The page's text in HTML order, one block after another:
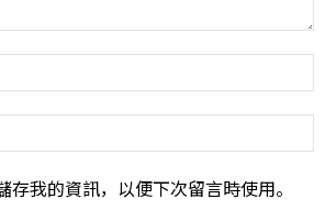
存我的資訊，以便下次留言時使用。